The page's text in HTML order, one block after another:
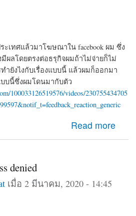
ะเทศแล้วมาโฆษณาใน facebook ผม ซึ่ง
ผลโดยตรงต่อธรุกิจผมถ้าไม่จ่ายก็ไม่
ำยังไงกับเรื่องแบบนี้ แล้วผมก็ออกมา
บบนี้ซึ่งผมโดนมากับตัว
100033126519576/videos/230755434705
Read more
iP 192.126.154.97 ซึ่งเอาของตัว
ษนา ซึ่งเป็นเงินของผมที่จะต้องจ่าย
denied
เมื่อ 2 มีนาคม, 2020 - 14:45